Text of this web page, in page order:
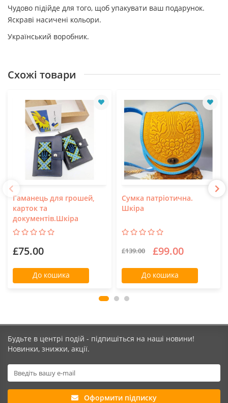
Чудово підійде для того, щоб упакувати ваш подарунок.
Яскраві насичені кольори.
Український воробник.
Схожі товари
Гаманець для грошей,
карток та
документів.Шкіра
£75.00
До кошика
Сумка патріотична.
Шкіра
£139.00 £99.00
До кошика
Будьте в центрі подій - підпишіться на наші новини!
Новинки, знижки, акції.
Оформити підписку